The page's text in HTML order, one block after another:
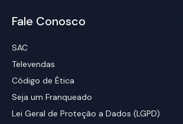
Fale Conosco
SAC
Televendas
Código de Ética
Seja um Franqueado
Lei Geral de Proteção a Dados (LGPD)